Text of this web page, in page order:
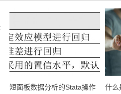
短面板数据分析的Stata操作
什么